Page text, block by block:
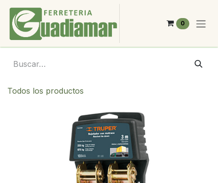
Ir al contenido
0
Todos los productos